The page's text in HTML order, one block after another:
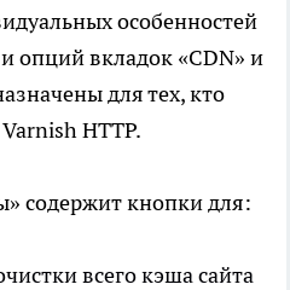
особенностей
опций вкладок «CDN» и
для тех, кто
HTTP.
содержит кнопки для:
всего кэша сайта